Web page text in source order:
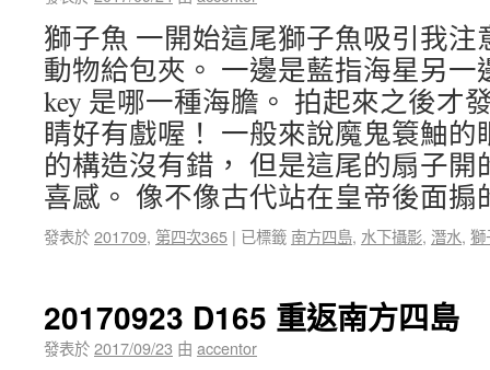
獅子魚 一開始這尾獅子魚吸引我
動物給包夾。 一邊是藍指海星另
key 是哪一種海膽。 拍起來之後才
睛好有戲喔！ 一般來說魔鬼簑鮋
的構造沒有錯， 但是這尾的扇子
喜感。 像不像古代站在皇帝後面
發表於201709, 第四次365 | 已標籤 南方四島, 水下攝影, 潛水, 獅
20170923 D165 重返南方四島
發表於2017/09/23 由 accentor